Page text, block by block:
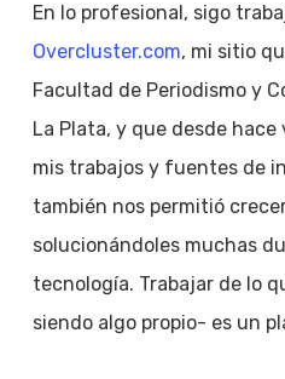
En lo profesional, sigo
Overcluster.com, mi sitio
Facultad de Periodismo y
La Plata, y que desde hace
mis trabajos y fuentes de
también nos permitió
solucionándoles muchas
tecnología. Trabajar de lo
siendo algo propio- es un